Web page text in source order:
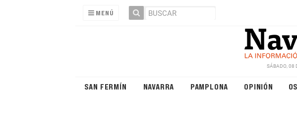
MENÚ
SÁBADO, 08
SAN FERMÍN NAVARRA PAMPLONA OPINIÓN